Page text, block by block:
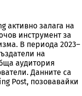
активно залага на
инструмент за
В периода 2023–
на
аудитория
Данните са
Post, позовавайки